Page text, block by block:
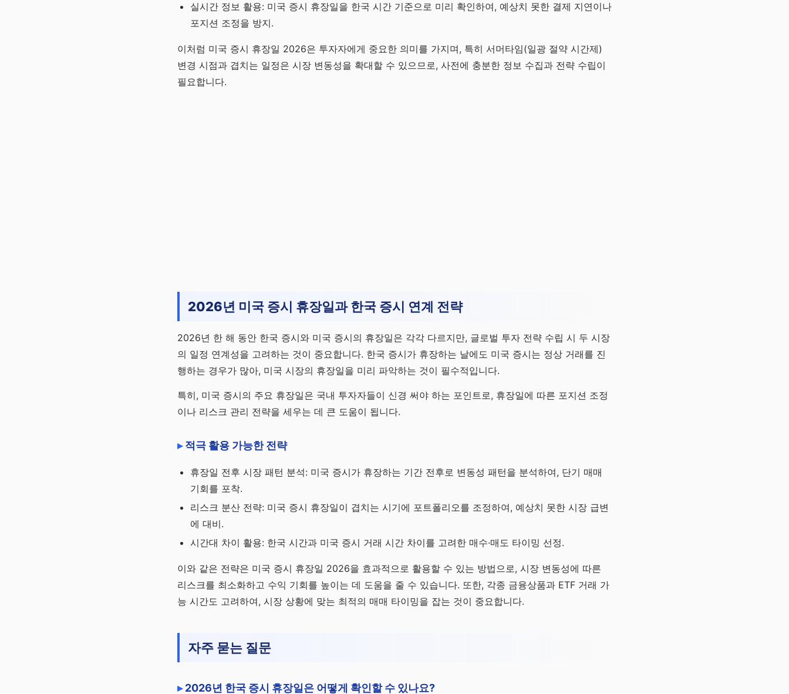
실시간 정보 활용: 미국 증시 휴장일을 한국 시간 기준으로 미리 확인하여, 예상치 못한 결제 지연이나
포지션 조정을 방지.
이처럼 미국 증시 휴장일 2026은 투자자에게 중요한 의미를 가지며, 특히 서머타임(일광 절약 시간제)
변경 시점과 겹치는 일정은 시장 변동성을 확대할 수 있으므로, 사전에 충분한 정보 수집과 전략 수립이
필요합니다.
2026년 미국 증시 휴장일과 한국 증시 연계 전략
2026년 한 해 동안 한국 증시와 미국 증시의 휴장일은 각각 다르지만, 글로벌 투자 전략 수립 시 두 시장
의 일정 연계성을 고려하는 것이 중요합니다. 한국 증시가 휴장하는 날에도 미국 증시는 정상 거래를 진
행하는 경우가 많아, 미국 시장의 휴장일을 미리 파악하는 것이 필수적입니다.
특히, 미국 증시의 주요 휴장일은 국내 투자자들이 신경 써야 하는 포인트로, 휴장일에 따른 포지션 조정
이나 리스크 관리 전략을 세우는 데 큰 도움이 됩니다.
적극 활용 가능한 전략
휴장일 전후 시장 패턴 분석: 미국 증시가 휴장하는 기간 전후로 변동성 패턴을 분석하여, 단기 매매
기회를 포착.
리스크 분산 전략: 미국 증시 휴장일이 겹치는 시기에 포트폴리오를 조정하여, 예상치 못한 시장 급변
에 대비.
시간대 차이 활용: 한국 시간과 미국 증시 거래 시간 차이를 고려한 매수·매도 타이밍 선정.
이와 같은 전략은 미국 증시 휴장일 2026을 효과적으로 활용할 수 있는 방법으로, 시장 변동성에 따른
리스크를 최소화하고 수익 기회를 높이는 데 도움을 줄 수 있습니다. 또한, 각종 금융상품과 ETF 거래 가
능 시간도 고려하여, 시장 상황에 맞는 최적의 매매 타이밍을 잡는 것이 중요합니다.
자주 묻는 질문
2026년 한국 증시 휴장일은 어떻게 확인할 수 있나요?